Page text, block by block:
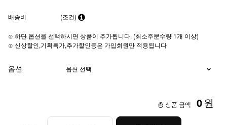
배송비 (조건)
⊙ 하단 옵션을 선택하시면 상품이 추가됩니다. (최소주문수량 1개 이상)
⊙ 신상할인,기획특가,추가할인등은 가입회원만 적용됩니다
옵션
총 상품 금액 0원